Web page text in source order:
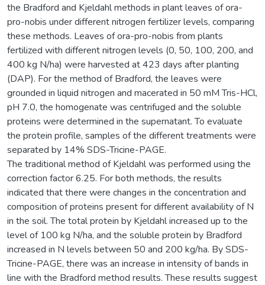
the Bradford and Kjeldahl methods in plant leaves of ora-
pro-nobis under different nitrogen fertilizer levels, comparing
these methods. Leaves of ora-pro-nobis from plants
fertilized with different nitrogen levels (0, 50, 100, 200, and
400 kg N/ha) were harvested at 423 days after planting
(DAP). For the method of Bradford, the leaves were
grounded in liquid nitrogen and macerated in 50 mM Tris-HCl,
pH 7.0, the homogenate was centrifuged and the soluble
proteins were determined in the supernatant. To evaluate
the protein profile, samples of the different treatments were
separated by 14% SDS-Tricine-PAGE.
The traditional method of Kjeldahl was performed using the
correction factor 6.25. For both methods, the results
indicated that there were changes in the concentration and
composition of proteins present for different availability of N
in the soil. The total protein by Kjeldahl increased up to the
level of 100 kg N/ha, and the soluble protein by Bradford
increased in N levels between 50 and 200 kg/ha. By SDS-
Tricine-PAGE, there was an increase in intensity of bands in
line with the Bradford method results. These results suggest